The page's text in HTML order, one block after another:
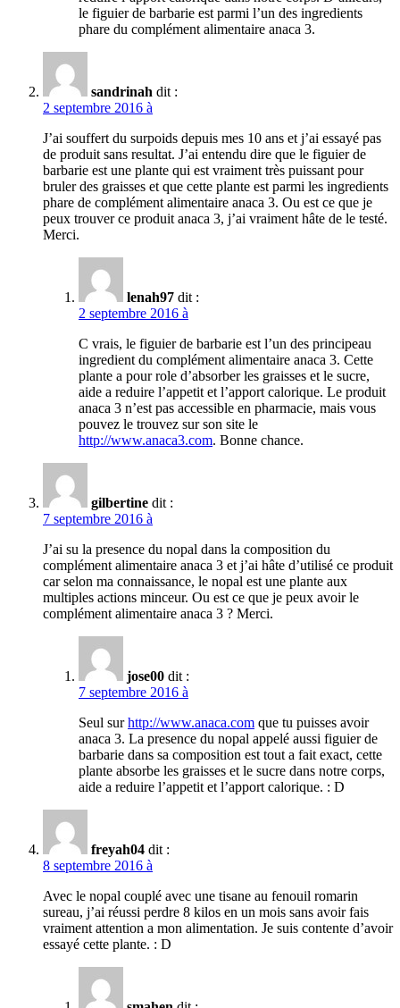
le figuier de barbarie est parmi l’un des ingredients
phare du complément alimentaire anaca 3.
sandrinah dit :
2 septembre 2016 à
J’ai souffert du surpoids depuis mes 10 ans et j’ai essayé pas
de produit sans resultat. J’ai entendu dire que le figuier de
barbarie est une plante qui est vraiment très puissant pour
bruler des graisses et que cette plante est parmi les ingredients
phare de complément alimentaire anaca 3. Ou est ce que je
peux trouver ce produit anaca 3, j’ai vraiment hâte de le testé.
Merci.
lenah97 dit :
2 septembre 2016 à
C vrais, le figuier de barbarie est l’un des principeau
ingredient du complément alimentaire anaca 3. Cette
plante a pour role d’absorber les graisses et le sucre,
aide a reduire l’appetit et l’apport calorique. Le produit
anaca 3 n’est pas accessible en pharmacie, mais vous
pouvez le trouvez sur son site le
http://www.anaca3.com. Bonne chance.
gilbertine dit :
7 septembre 2016 à
J’ai su la presence du nopal dans la composition du
complément alimentaire anaca 3 et j’ai hâte d’utilisé ce produit
car selon ma connaissance, le nopal est une plante aux
multiples actions minceur. Ou est ce que je peux avoir le
complément alimentaire anaca 3 ? Merci.
jose00 dit :
7 septembre 2016 à
Seul surhttp://www.anaca.com que tu puisses avoir
anaca 3. La presence du nopal appelé aussi figuier de
barbarie dans sa composition est tout a fait exact, cette
plante absorbe les graisses et le sucre dans notre corps,
aide a reduire l’appetit et l’apport calorique. : D
freyah04 dit :
8 septembre 2016 à
Avec le nopal couplé avec une tisane au fenouil romarin
sureau, j’ai réussi perdre 8 kilos en un mois sans avoir fais
vraiment attention a mon alimentation. Je suis contente d’avoir
essayé cette plante. : D